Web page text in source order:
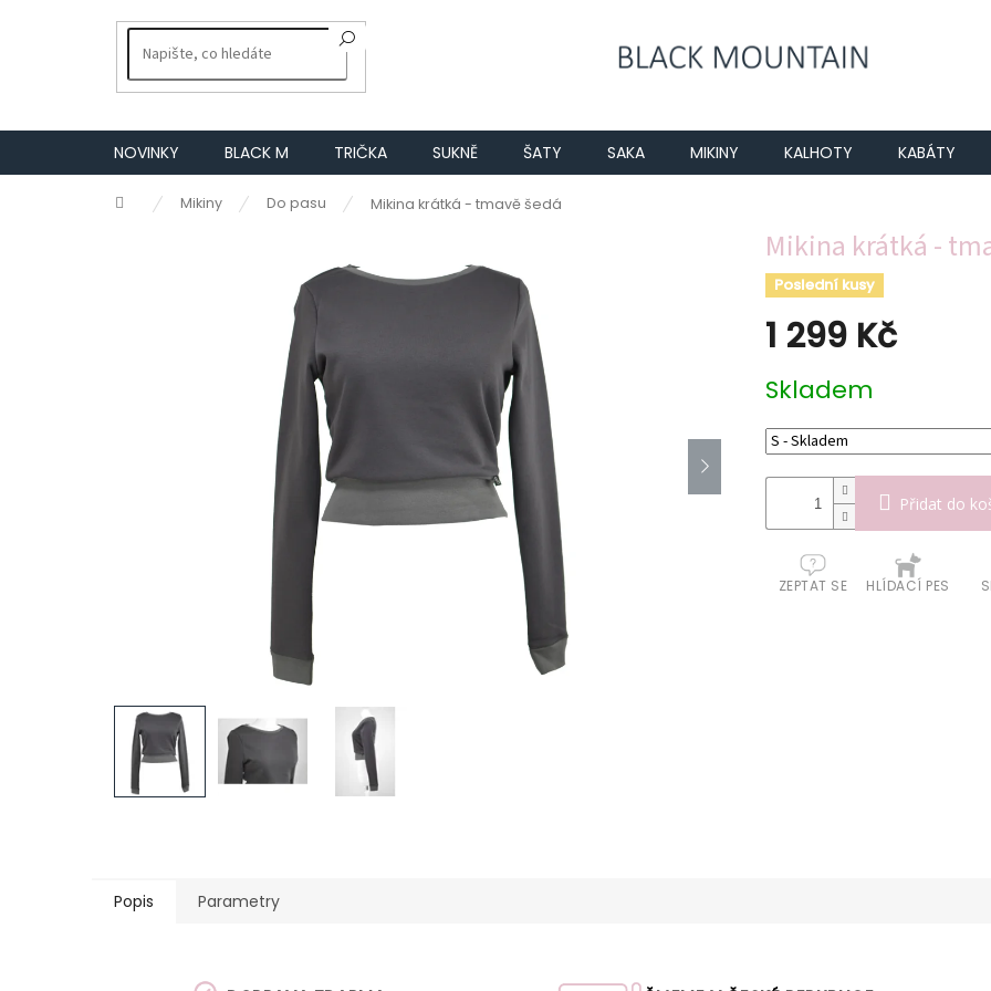
NOVINKY BLACK M TRIČKA SUKNĚ ŠATY SAKA MIKINY KALHOTY KABÁTY
Domů Mikiny Do pasu Mikina krátká - tmavě šedá
Mikina krátká -
Poslední kusy
1 299 Kč
cena:
Skladem
Přidat do
ZEPTAT SE HLÍDACÍ PES
Popis Parametry